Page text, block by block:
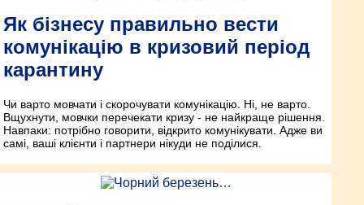
Як бізнесу правильно вести
комунікацію в кризовий період
карантину
Чи варто мовчати і скорочувати комунікацію. Ні, не варто.
Вщухнути, мовчки перечекати кризу - не найкраще рішення.
Навпаки: потрібно говорити, відкрито комунікувати. Адже ви
самі, ваші клієнти і партнери нікуди не поділися.